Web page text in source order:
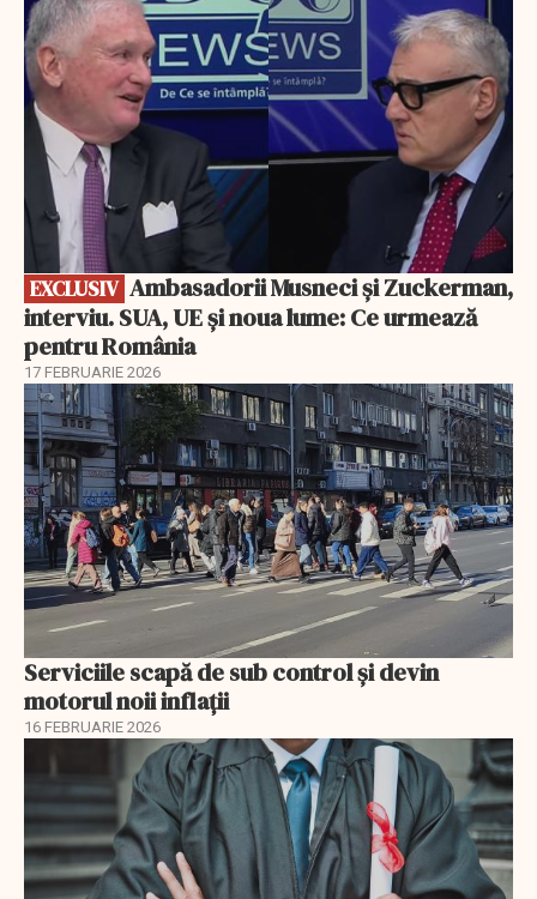
EXCLUSIV
interviu. SUA, UE și noua lume: Ce urmează
pentru România
17 FEBRUARIE 2026
Serviciile scapă de sub control și devin
motorul noii inflații
16 FEBRUARIE 2026